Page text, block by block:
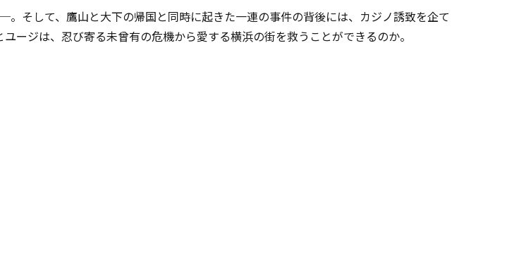
そして、鷹山と大下の帰国と同時に起きた一連の事件の背後には、カジノ誘致を企て
ジは、忍び寄る未曾有の危機から愛する横浜の街を救うことができるのか。